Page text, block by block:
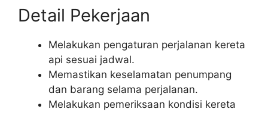
Detail Pekerjaan
Melakukan pengaturan perjalanan kereta
api sesuai jadwal.
Memastikan keselamatan penumpang
dan barang selama perjalanan.
Melakukan pemeriksaan kondisi kereta